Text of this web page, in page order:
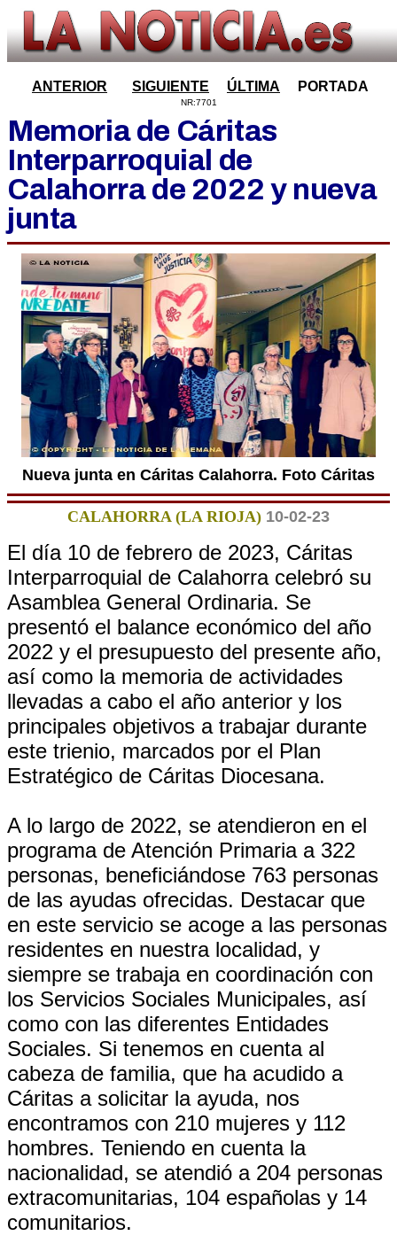
ANTERIOR SIGUIENTE ÚLTIMA PORTADA
NR:7701
Memoria de Cáritas
Interparroquial de
Calahorra de 2022 y nueva
junta
Nueva junta en Cáritas Calahorra. Foto Cáritas
CALAHORRA (LA RIOJA) 10-02-23
El día 10 de febrero de 2023, Cáritas
Interparroquial de Calahorra celebró su
Asamblea General Ordinaria. Se
presentó el balance económico del año
2022 y el presupuesto del presente año,
así como la memoria de actividades
llevadas a cabo el año anterior y los
principales objetivos a trabajar durante
este trienio, marcados por el Plan
Estratégico de Cáritas Diocesana.
A lo largo de 2022, se atendieron en el
programa de Atención Primaria a 322
personas, beneficiándose 763 personas
de las ayudas ofrecidas. Destacar que
en este servicio se acoge a las personas
residentes en nuestra localidad, y
siempre se trabaja en coordinación con
los Servicios Sociales Municipales, así
como con las diferentes Entidades
Sociales. Si tenemos en cuenta al
cabeza de familia, que ha acudido a
Cáritas a solicitar la ayuda, nos
encontramos con 210 mujeres y 112
hombres. Teniendo en cuenta la
nacionalidad, se atendió a 204 personas
extracomunitarias, 104 españolas y 14
comunitarios.